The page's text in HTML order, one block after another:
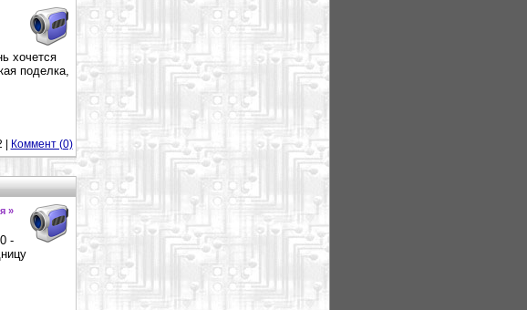
хочется
поделка,
| Коммент (0)
»
-